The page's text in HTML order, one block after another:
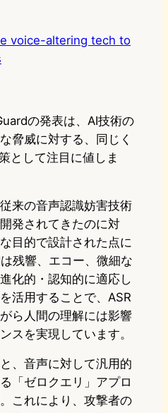
voice-altering tech to
の発表は、AI技術の
脅威に対する、同じく
として注目に値しま
来の音声認識妨害技術
発されてきたのに対
目的で設計された点に
残響、エコー、微細な
化的・認知的に適応し
活用することで、ASR
ら人間の理解には影響
スを実現しています。
、音声に対して汎用的
「ゼロクエリ」アプロ
これにより、攻撃者の